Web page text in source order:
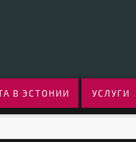
В ЭСТОНИИ УСЛУГИ